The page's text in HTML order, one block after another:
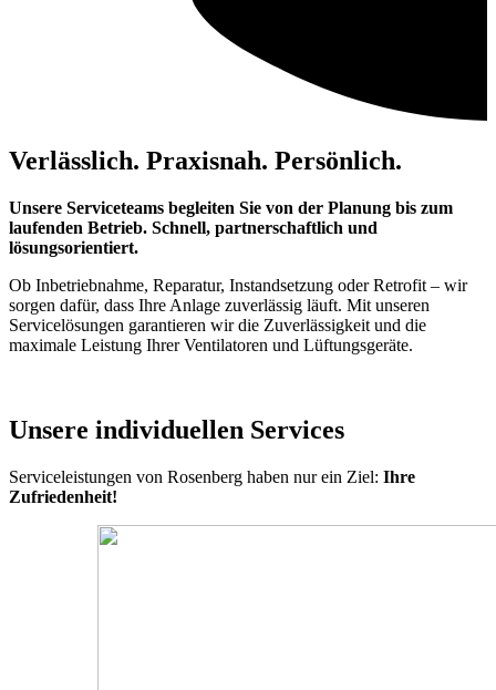
Verlässlich. Praxisnah. Persönlich.
Unsere Serviceteams begleiten Sie von der Planung bis zum
laufenden Betrieb. Schnell, partnerschaftlich und
lösungsorientiert.
Ob Inbetriebnahme, Reparatur, Instandsetzung oder Retrofit – wir
sorgen dafür, dass Ihre Anlage zuverlässig läuft. Mit unseren
Servicelösungen garantieren wir die Zuverlässigkeit und die
maximale Leistung Ihrer Ventilatoren und Lüftungsgeräte.
Unsere individuellen Services
Serviceleistungen von Rosenberg haben nur ein Ziel: Ihre
Zufriedenheit!